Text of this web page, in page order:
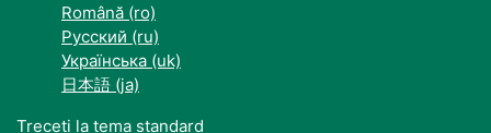
Română ‎(ro)‎
Русский ‎(ru)‎
Українська ‎(uk)‎
日本語 ‎(ja)‎
Treceți la tema standard